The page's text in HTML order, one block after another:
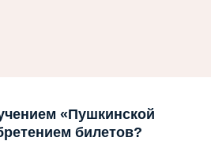
«Пушкинской
билетов?